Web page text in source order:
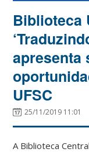
Biblioteca
apresenta
UFSC
25/11/2019 11:01
A Biblioteca